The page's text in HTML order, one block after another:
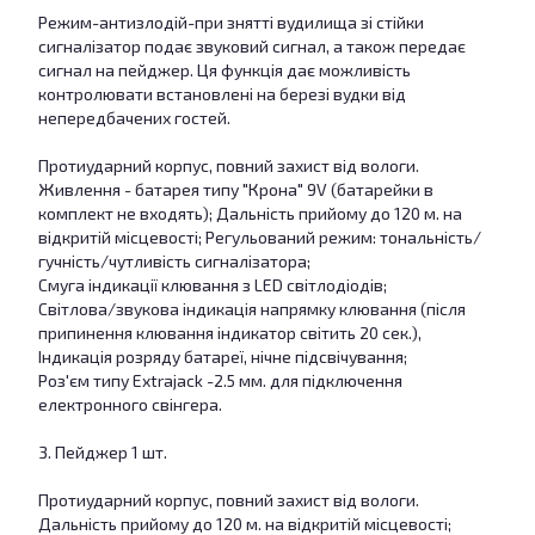
Режим-антизлодій-при знятті вудилища зі стійки
сигналізатор подає звуковий сигнал, а також передає
сигнал на пейджер. Ця функція дає можливість
контролювати встановлені на березі вудки від
непередбачених гостей.
Протиударний корпус, повний захист від вологи.
Живлення - батарея типу "Крона" 9V (батарейки в
комплект не входять); Дальність прийому до 120 м. на
відкритій місцевості; Регульований режим: тональність/
гучність/чутливість сигналізатора;
Смуга індикації клювання з LED світлодіодів;
Світлова/звукова індикація напрямку клювання (після
припинення клювання індикатор світить 20 сек.),
Індикація розряду батареї, нічне підсвічування;
Роз'єм типу Extrajack -2.5 мм. для підключення
електронного свінгера.
3. Пейджер 1 шт.
Протиударний корпус, повний захист від вологи.
Дальність прийому до 120 м. на відкритій місцевості;